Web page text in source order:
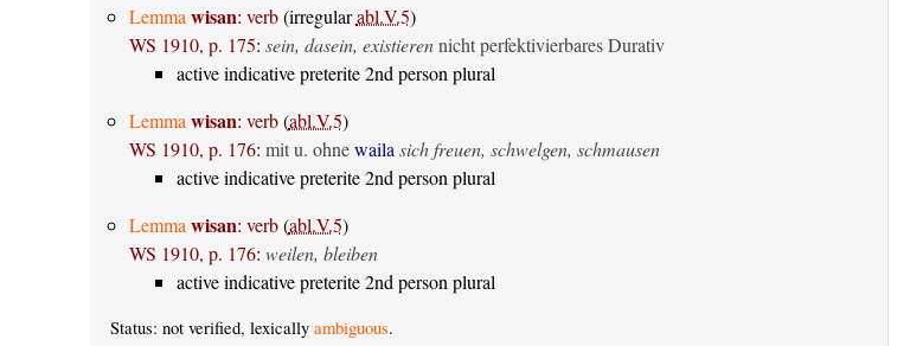
Lemma wisan: verb(irregularabl.V.5)
WS 1910, p. 175: sein, dasein, existierennicht perfektivierbares Durativ
active indicative preterite 2nd person plural
Lemma wisan: verb(abl.V.5)
WS 1910, p. 176: mit u. ohnewaila sich freuen, schwelgen, schmausen
active indicative preterite 2nd person plural
Lemma wisan: verb(abl.V.5)
WS 1910, p. 176: weilen, bleiben
active indicative preterite 2nd person plural
Status: not verified, lexically ambiguous.